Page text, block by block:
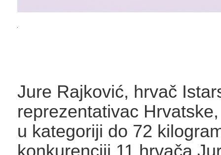
Jure Rajković, hrvač
reprezentativac
u kategoriji do 72